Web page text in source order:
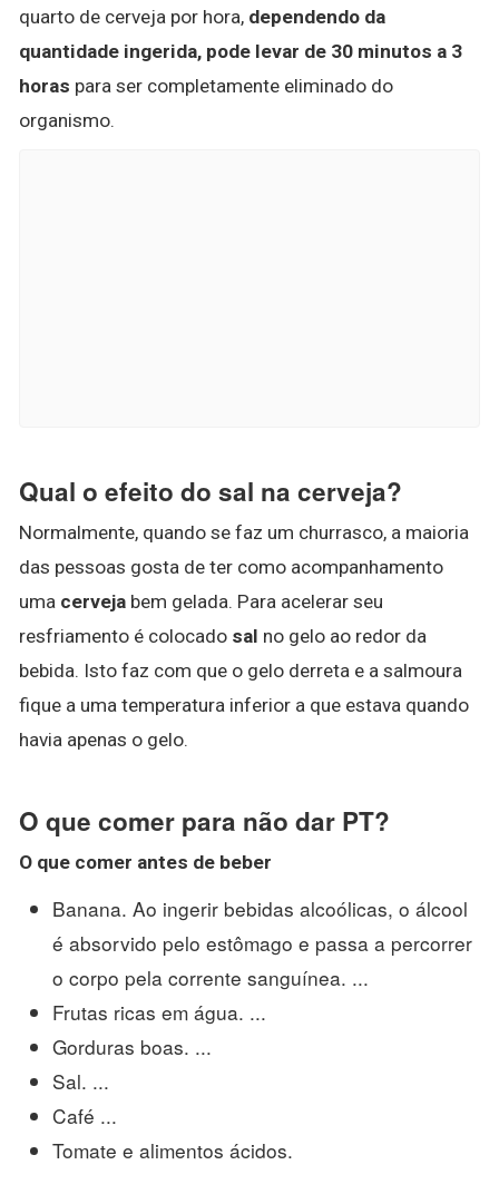
quarto de cerveja por hora, dependendo da
quantidade ingerida, pode levar de 30 minutos a 3
horas para ser completamente eliminado do
organismo.
Qual o efeito do sal na cerveja?
Normalmente, quando se faz um churrasco, a maioria
das pessoas gosta de ter como acompanhamento
uma cerveja bem gelada. Para acelerar seu
resfriamento é colocado sal no gelo ao redor da
bebida. Isto faz com que o gelo derreta e a salmoura
fique a uma temperatura inferior a que estava quando
havia apenas o gelo.
O que comer para não dar PT?
O que comer antes de beber
Banana. Ao ingerir bebidas alcoólicas, o álcool
é absorvido pelo estômago e passa a percorrer
o corpo pela corrente sanguínea. ...
Frutas ricas em água. ...
Gorduras boas. ...
Sal. ...
Café ...
Tomate e alimentos ácidos.